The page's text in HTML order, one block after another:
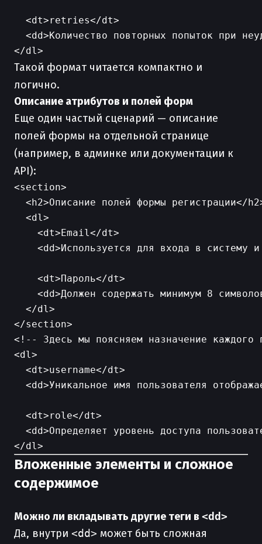
  <dt>retries</dt>
<dd>Количество повторных попыток при
Такой формат читается компактно и
логично.
Описание атрибутов и полей форм
Еще один частый сценарий — описание
полей формы на отдельной странице
(например, в админке или документации к
API):
<section>
<h2>Описание полей формы регистрации</
  <dl>
    <dt>Email</dt>
<dd>Используется для входа в систему
    <dt>Пароль</dt>
<dd>Должен содержать минимум 8
  </dl>
<!-- Здесь мы поясняем назначение каждого
<dl>
  <dt>username</dt>
<dd>Уникальное имя пользователя
  <dt>role</dt>
<dd>Определяет уровень доступа
Вложенные элементы и сложное
содержимое
Можно ли вкладывать другие теги в <dd>
Да, внутри <dd> может быть сложная